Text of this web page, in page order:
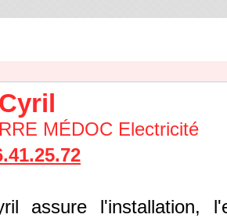
MÉDOC Electricité
assure l'installation,